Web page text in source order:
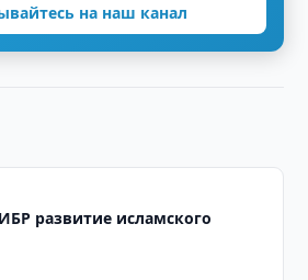
на наш канал
развитие исламского